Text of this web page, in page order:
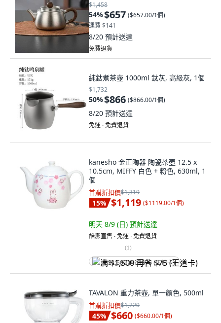
$1,458
54%$657 ($657.00/1個)
運費 $141
8/20 預計送達
免費退貨
純鈦煮茶壺 1000ml 鈦灰, 高級灰, 1個
$1,732
50%$866 ($866.00/1個)
8/20 預計送達
免運 ∙ 免費退貨
kanesho 金正陶器 陶瓷茶壺 12.5 x
10.5cm, MIFFY 白色 + 粉色, 630ml, 1
個
首購折扣價$1,319
15% $1,119 ($1119.00/1個)
明天 8/9 (日) 預計送達
酷澎直售 ∙ 免運 ∙ 免費退貨
(1)
满 $1,500 再省 $75 (王道卡)
TAVALON 重力茶壺, 單一顏色, 500ml
首購折扣價$1,220
45% $660 ($660.00/1個)